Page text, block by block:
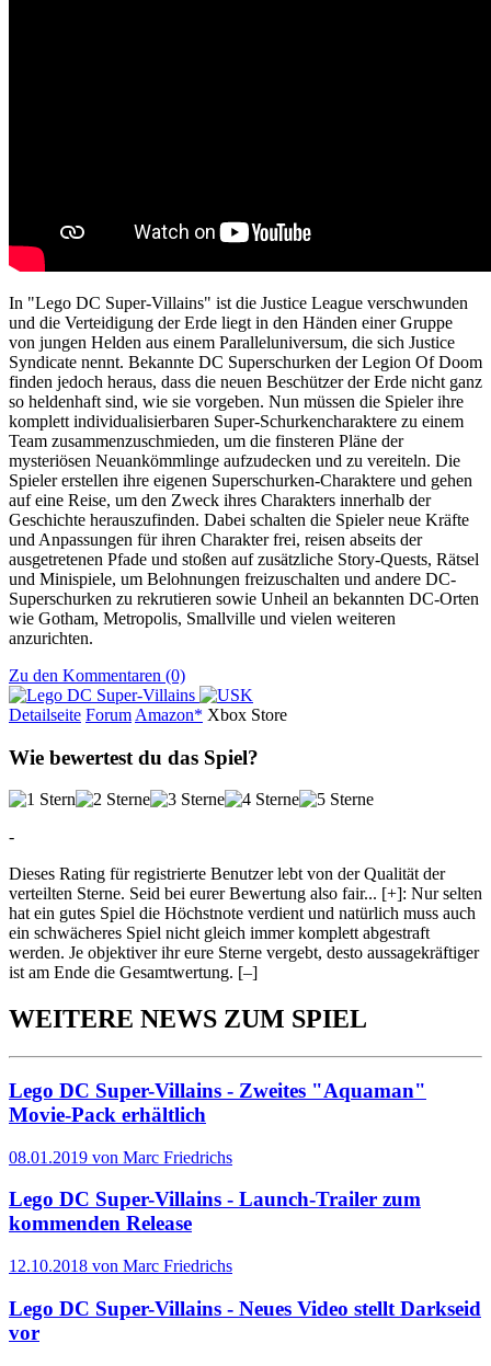
In "Lego DC Super-Villains" ist die Justice League verschwunden
und die Verteidigung der Erde liegt in den Händen einer Gruppe
von jungen Helden aus einem Paralleluniversum, die sich Justice
Syndicate nennt. Bekannte DC Superschurken der Legion Of Doom
finden jedoch heraus, dass die neuen Beschützer der Erde nicht ganz
so heldenhaft sind, wie sie vorgeben. Nun müssen die Spieler ihre
komplett individualisierbaren Super-Schurkencharaktere zu einem
Team zusammenzuschmieden, um die finsteren Pläne der
mysteriösen Neuankömmlinge aufzudecken und zu vereiteln. Die
Spieler erstellen ihre eigenen Superschurken-Charaktere und gehen
auf eine Reise, um den Zweck ihres Charakters innerhalb der
Geschichte herauszufinden. Dabei schalten die Spieler neue Kräfte
und Anpassungen für ihren Charakter frei, reisen abseits der
ausgetretenen Pfade und stoßen auf zusätzliche Story-Quests, Rätsel
und Minispiele, um Belohnungen freizuschalten und andere DC-
Superschurken zu rekrutieren sowie Unheil an bekannten DC-Orten
wie Gotham, Metropolis, Smallville und vielen weiteren
anzurichten.
Zu den Kommentaren (0)
Detailseite Forum Amazon* Xbox Store
Wie bewertest du das Spiel?
-
Dieses Rating für registrierte Benutzer lebt von der Qualität der
verteilten Sterne. Seid bei eurer Bewertung also fair... [+]: Nur selten
hat ein gutes Spiel die Höchstnote verdient und natürlich muss auch
ein schwächeres Spiel nicht gleich immer komplett abgestraft
werden. Je objektiver ihr eure Sterne vergebt, desto aussagekräftiger
ist am Ende die Gesamtwertung. [–]
WEITERE NEWS ZUM SPIEL
Lego DC Super-Villains - Zweites "Aquaman"
Movie-Pack erhältlich
08.01.2019 von Marc Friedrichs
Lego DC Super-Villains - Launch-Trailer zum
kommenden Release
12.10.2018 von Marc Friedrichs
Lego DC Super-Villains - Neues Video stellt Darkseid
vor